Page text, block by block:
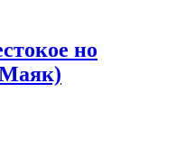
но
Маяк)